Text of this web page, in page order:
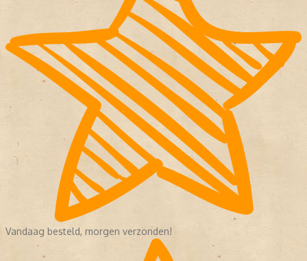
Vandaag besteld, morgen verzonden!